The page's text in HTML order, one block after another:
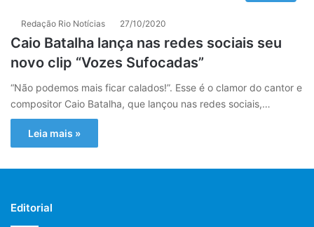
Redação Rio Notícias 27/10/2020
Caio Batalha lança nas redes sociais seu
novo clip “Vozes Sufocadas”
“Não podemos mais ficar calados!”. Esse é o clamor do cantor e
compositor Caio Batalha, que lançou nas redes sociais,…
Leia mais »
Editorial